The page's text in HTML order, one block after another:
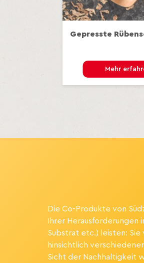
Gepresste
Mehr
Die Co-Produkte von
Ihrer Herausforderungen
Substrat etc.) leisten:
hinsichtlich
Sicht der Nachhaltigkeit